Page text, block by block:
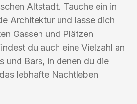
Altstadt. Tauche ein in
Architektur und lasse dich
Gassen und Plätzen
du auch eine Vielzahl an
und Bars, in denen du die
lebhafte Nachtleben